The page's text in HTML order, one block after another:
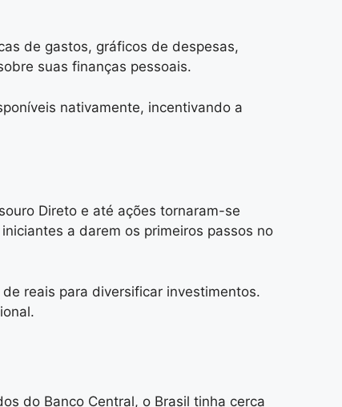
de gastos, gráficos de despesas,
suas finanças pessoais.
nativamente, incentivando a
Direto e até ações tornaram-se
a darem os primeiros passos no
reais para diversificar investimentos.
do Banco Central, o Brasil tinha cerca